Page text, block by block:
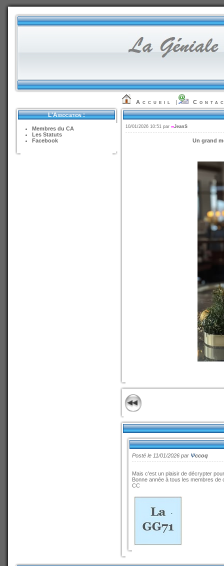
Accueil |
L'Association :
Membres du CA
Les Statuts
Facebook
10/01/2026 10:51 par ∞JeanS
Un grand
Posté le 11/01/2026 par Ψccoq
Mais c'est un plaisir de décrypter
Bonne année à tous les membres de
CC